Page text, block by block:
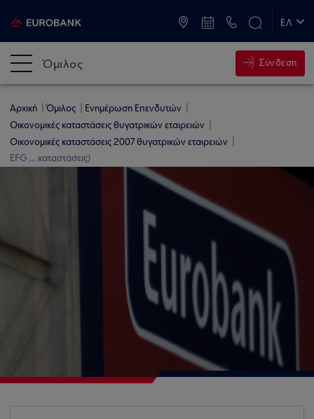
ΕΛ
Όμιλος Σύνδεση
Αρχική Όμιλος
Ενημέρωση Επενδυτών
Οικονομικές καταστάσεις θυγατρικών εταιρειών
Οικονομικές καταστάσεις 2007 θυγατρικών εταιρειών
EFG ... καταστάσεις)